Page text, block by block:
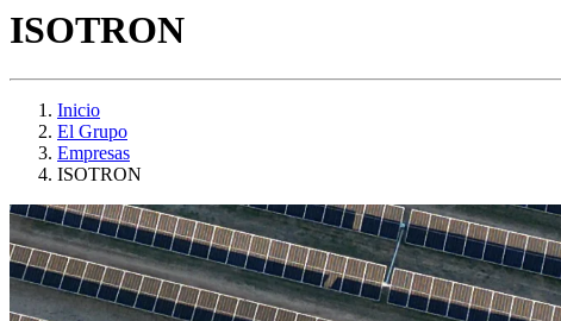
ISOTRON
Inicio
El Grupo
Empresas
ISOTRON